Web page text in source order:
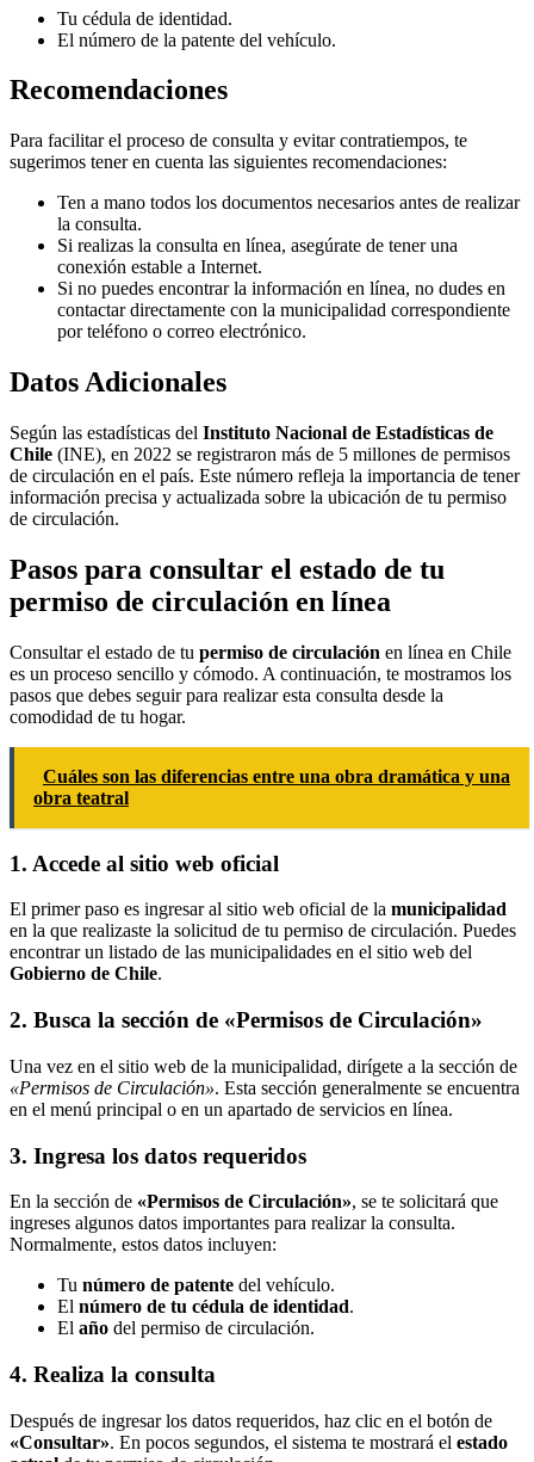
Tu cédula de identidad.
El número de la patente del vehículo.
Recomendaciones
Para facilitar el proceso de consulta y evitar contratiempos, te
sugerimos tener en cuenta las siguientes recomendaciones:
Ten a mano todos los documentos necesarios antes de realizar
la consulta.
Si realizas la consulta en línea, asegúrate de tener una
conexión estable a Internet.
Si no puedes encontrar la información en línea, no dudes en
contactar directamente con la municipalidad correspondiente
por teléfono o correo electrónico.
Datos Adicionales
Según las estadísticas del Instituto Nacional de Estadísticas de
Chile (INE), en 2022 se registraron más de 5 millones de permisos
de circulación en el país. Este número refleja la importancia de tener
información precisa y actualizada sobre la ubicación de tu permiso
de circulación.
Pasos para consultar el estado de tu
permiso de circulación en línea
Consultar el estado de tu permiso de circulación en línea en Chile
es un proceso sencillo y cómodo. A continuación, te mostramos los
pasos que debes seguir para realizar esta consulta desde la
comodidad de tu hogar.
Cuáles son las diferencias entre una obra dramática y una
obra teatral
1. Accede al sitio web oficial
El primer paso es ingresar al sitio web oficial de la municipalidad
en la que realizaste la solicitud de tu permiso de circulación. Puedes
encontrar un listado de las municipalidades en el sitio web del
Gobierno de Chile.
2. Busca la sección de «Permisos de Circulación»
Una vez en el sitio web de la municipalidad, dirígete a la sección de
«Permisos de Circulación». Esta sección generalmente se encuentra
en el menú principal o en un apartado de servicios en línea.
3. Ingresa los datos requeridos
En la sección de «Permisos de Circulación», se te solicitará que
ingreses algunos datos importantes para realizar la consulta.
Normalmente, estos datos incluyen:
Tu número de patente del vehículo.
El número de tu cédula de identidad.
El año del permiso de circulación.
4. Realiza la consulta
Después de ingresar los datos requeridos, haz clic en el botón de
«Consultar». En pocos segundos, el sistema te mostrará el estado